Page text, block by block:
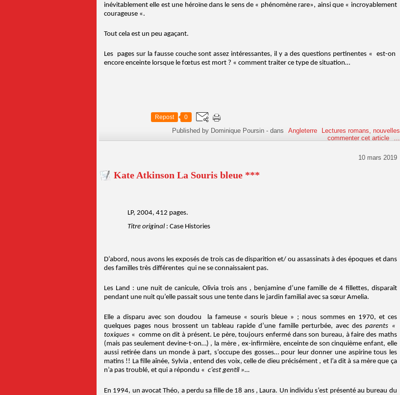
inévitablement elle est une héroïne dans le sens de « phénomène rare», ainsi que « incroyablement
courageuse «.
Tout cela est un peu agaçant.
Les pages sur la fausse couche sont assez intéressantes, il y a des questions pertinentes « est-on
encore enceinte lorsque le fœtus est mort ? « comment traiter ce type de situation…
Repost 0
Published by Dominique Poursin -dans Angleterre
Lectures romans, nouvelles
commenter cet article
…
10 mars 2019
Kate Atkinson La Souris bleue ***
LP, 2004, 412 pages.
Titre original : Case Histories
D’abord, nous avons les exposés de trois cas de disparition et/ ou assassinats à des époques et dans
des familles très différentes qui ne se connaissaient pas.
Les Land : une nuit de canicule, Olivia trois ans , benjamine d’une famille de 4 fillettes, disparaît
pendant une nuit qu’elle passait sous une tente dans le jardin familial avec sa sœur Amelia.
Elle a disparu avec son doudou la fameuse « souris bleue » ; nous sommes en 1970, et ces
quelques pages nous brossent un tableau rapide d’une famille perturbée, avec desparents «
toxiques « comme on dit à présent. Le père, toujours enfermé dans son bureau, à faire des maths
(mais pas seulement devine-t-on…) , la mère , ex-infirmière, enceinte de son cinquième enfant, elle
aussi retirée dans un monde à part, s’occupe des gosses… pour leur donner une aspirine tous les
matins !! La fille aînée, Sylvia , entend des voix, celle de dieu précisément , et l’a dit à sa mère que ça
n’a pas troublé, et qui a répondu « c’est gentil »…
En 1994, un avocat Théo, a perdu sa fille de 18 ans , Laura. Un individu s’est présenté au bureau du